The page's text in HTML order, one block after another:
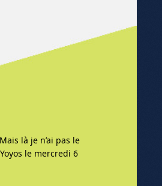
là je n’ai pas le
le mercredi 6